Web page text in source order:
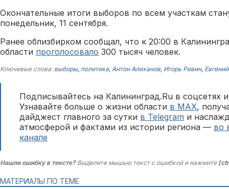
Окончательные итоги выборов по всем участкам
понедельник, 11 сентября.
Ранее облизбирком сообщал, что к 20:00 в
области проголосовало 300 тысяч человек.
Ключевые слова: выборы, политика, Антон Алиханов, Игорь Ревин,
Подписывайтесь на Калининград.Ru в соцсетях
Узнавайте больше о жизни области в MAX,
дайджест главного за сутки в Telegram и
атмосферой и фактами из истории региона — во
канале
Нашли ошибку в тексте?Выделите мышью текст с ошибкой и нажмите
МАТЕРИАЛЫ ПО ТЕМЕ